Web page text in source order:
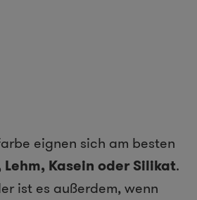
eignen sich am besten
Lehm, Kasein oder Silikat.
ist es außerdem, wenn